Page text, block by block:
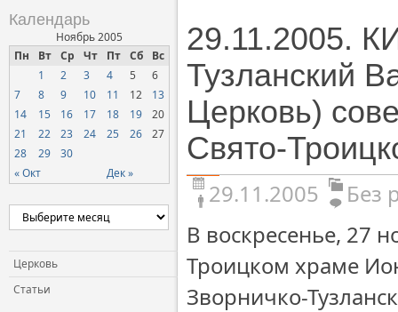
Календарь
Ноябрь 2005
Пн
Вт Ср Чт Пт Сб Вс
« Окт Дек »
1 2 3 4 5
6
7
8 9 10 11 12
13
14
15 16 17 18 19
20
21
22 23 24 25 26
27
28
29 30
Церковь
Статьи
29.11.2005.
Тузланский
Церковь)
Свято-
29.11.2005
Без
В воскресенье, 27
Троицком храме
Зворничко-